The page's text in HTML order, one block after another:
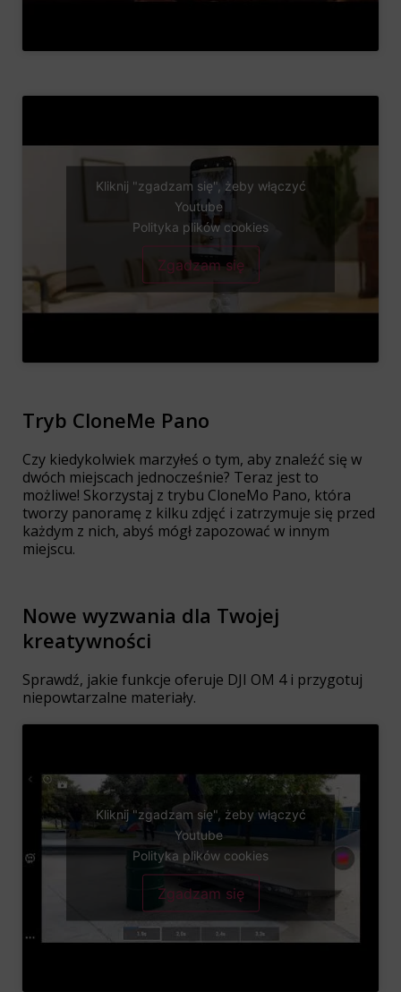
Kliknij "zgadzam się", żeby włączyć
Youtube
Polityka plików cookies
Zgadzam się
Tryb CloneMe Pano
Czy kiedykolwiek marzyłeś o tym, aby znaleźć się w
dwóch miejscach jednocześnie? Teraz jest to
możliwe! Skorzystaj z trybu CloneMo Pano, która
tworzy panoramę z kilku zdjęć i zatrzymuje się przed
każdym z nich, abyś mógł zapozować w innym
miejscu.
Nowe wyzwania dla Twojej
kreatywności
Sprawdź, jakie funkcje oferuje DJI OM 4 i przygotuj
niepowtarzalne materiały.
Kliknij "zgadzam się", żeby włączyć
Youtube
Polityka plików cookies
Zgadzam się